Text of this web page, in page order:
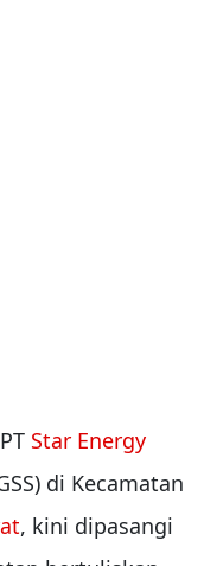
Star Energy
di Kecamatan
, kini dipasangi